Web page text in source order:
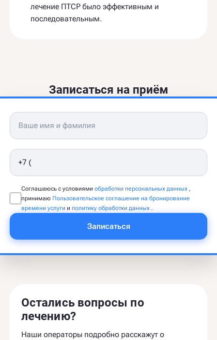
лечение ПТСР было эффективным и
последовательным.
Записаться на приём
Соглашаюсь с условиями обработки персональных данных ,
принимаю Пользовательское соглашение на бронирование
времени услуги и политику обработки данных .
Записаться
Остались вопросы по
лечению?
Наши операторы подробно расскажут о